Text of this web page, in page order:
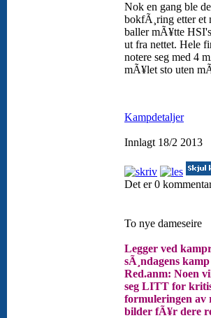
Nok en gang ble
bokfÃ¸ring etter et
baller mÃ¥tte
ut fra nettet. Hele
notere seg med 4
mÃ¥let sto uten
Kampdetaljer
Innlagt 18/2 2013
Det er 0
To nye dameseire
Legger ved
sÃ¸ndagens
Red.anm: Noen
seg LITT for
formuleringen av
bilder fÃ¥r dere